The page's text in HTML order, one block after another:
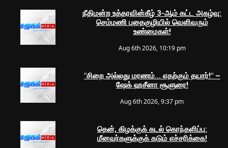
நீதிமன்ற உத்தரவின்கீழ் 3-ஆம் கட்ட அகழ்வு:
செம்மணி புதைகுழியில் வெளிவரும்
உண்மைகள்!
Aug 6th 2026, 10:19 pm
"சிறை அல்லது மரணம்... எதற்கும் தயார்!" –
ஷேக் ஹசீனா சூளுரை!
Aug 6th 2026, 9:37 pm
தென், கிழக்குக் கடல் கொந்தளிப்பு:
மீனவர்களுக்குக் கடும் எச்சரிக்கை!